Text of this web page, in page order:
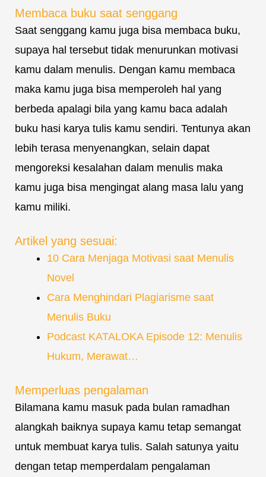
Membaca buku saat senggang
Saat senggang kamu juga bisa membaca buku,
supaya hal tersebut tidak menurunkan motivasi
kamu dalam menulis. Dengan kamu membaca
maka kamu juga bisa memperoleh hal yang
berbeda apalagi bila yang kamu baca adalah
buku hasi karya tulis kamu sendiri. Tentunya akan
lebih terasa menyenangkan, selain dapat
mengoreksi kesalahan dalam menulis maka
kamu juga bisa mengingat alang masa lalu yang
kamu miliki.
Artikel yang sesuai:
10 Cara Menjaga Motivasi saat Menulis
Novel
Cara Menghindari Plagiarisme saat
Menulis Buku
Podcast KATALOKA Episode 12: Menulis
Hukum, Merawat…
Memperluas pengalaman
Bilamana kamu masuk pada bulan ramadhan
alangkah baiknya supaya kamu tetap semangat
untuk membuat karya tulis. Salah satunya yaitu
dengan tetap memperdalam pengalaman